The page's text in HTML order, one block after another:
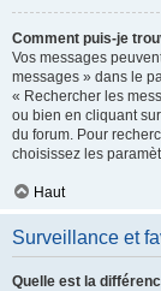
Comment puis-je
Vos messages
messages » dans le
« Rechercher les
ou bien en cliquant
du forum. Pour
choisissez les
Haut
Surveillance et
Quelle est la